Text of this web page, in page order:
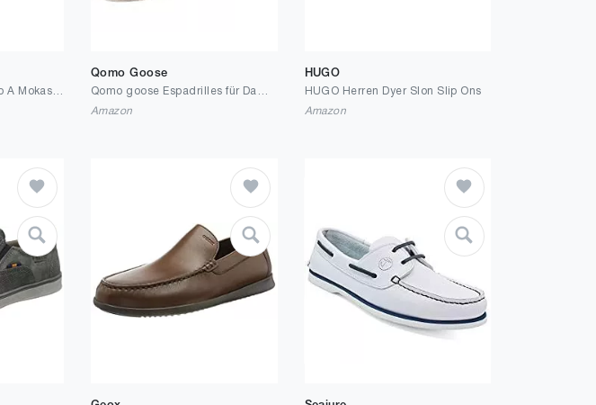
Qomo Goose
Amazon
HUGO
HUGO Herren Dyer Slon Slip Ons
Amazon